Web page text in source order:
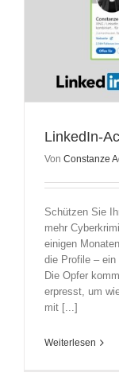
LinkedIn-
Von Constanze
Schützen Sie
mehr
einigen
die Profile – ein
Die Opfer
erpresst, um
mit [...]
Weiterlesen